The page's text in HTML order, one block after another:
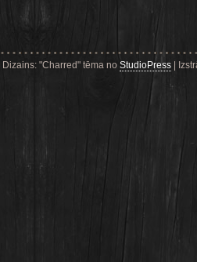
| Dizains: "Charred" tēma no StudioPress |